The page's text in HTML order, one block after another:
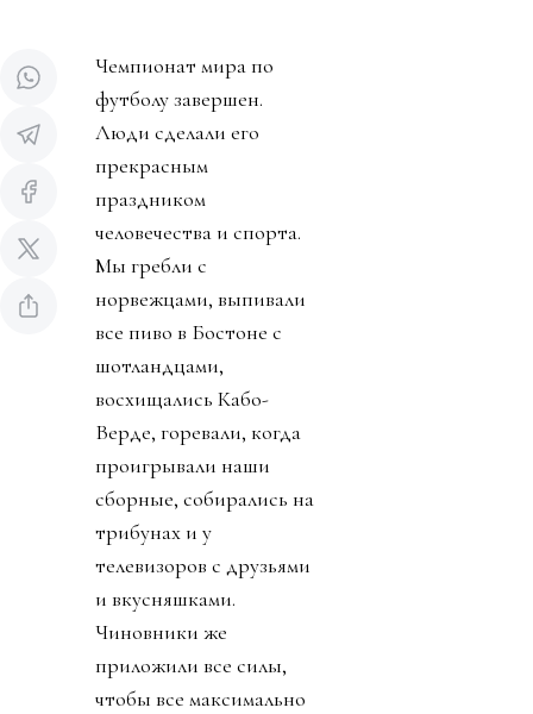
Чемпионат мира по
футболу завершен.
Люди сделали его
прекрасным
праздником
человечества и спорта.
Мы гребли с
норвежцами, выпивали
все пиво в Бостоне с
шотландцами,
восхищались Кабо-
Верде, горевали, когда
проигрывали наши
сборные, собирались на
трибунах и у
телевизоров с друзьями
и вкусняшками.
Чиновники же
приложили все силы,
чтобы все максимально